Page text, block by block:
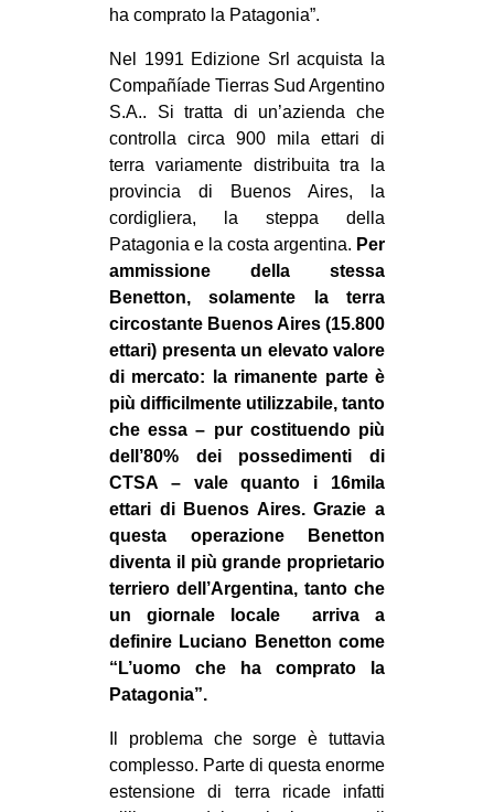
bsky
SEARCH
ha comprato la Patagonia”.
Nel 1991 Edizione Srl acquista la
Compañíade Tierras Sud Argentino
S.A.. Si tratta di un’azienda che
controlla circa 900 mila ettari di
terra variamente distribuita tra la
provincia di Buenos Aires, la
cordigliera, la steppa della
Patagonia e la costa argentina. Per
ammissione della stessa
Benetton, solamente la terra
circostante Buenos Aires (15.800
ettari) presenta un elevato valore
di mercato: la rimanente parte è
più difficilmente utilizzabile, tanto
che essa – pur costituendo più
dell’80% dei possedimenti di
CTSA – vale quanto i 16mila
ettari di Buenos Aires. Grazie a
questa operazione Benetton
diventa il più grande proprietario
terriero dell’Argentina, tanto che
un giornale locale arriva a
definire Luciano Benetton come
“L’uomo che ha comprato la
Patagonia”.
Il problema che sorge è tuttavia
complesso. Parte di questa enorme
estensione di terra ricade infatti